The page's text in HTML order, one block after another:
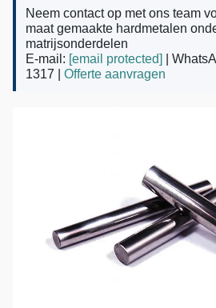
Neem contact op met ons team
maat gemaakte hardmetalen
matrijsonderdelen
E-mail: [email protected]
|
1317 | Offerte aanvragen